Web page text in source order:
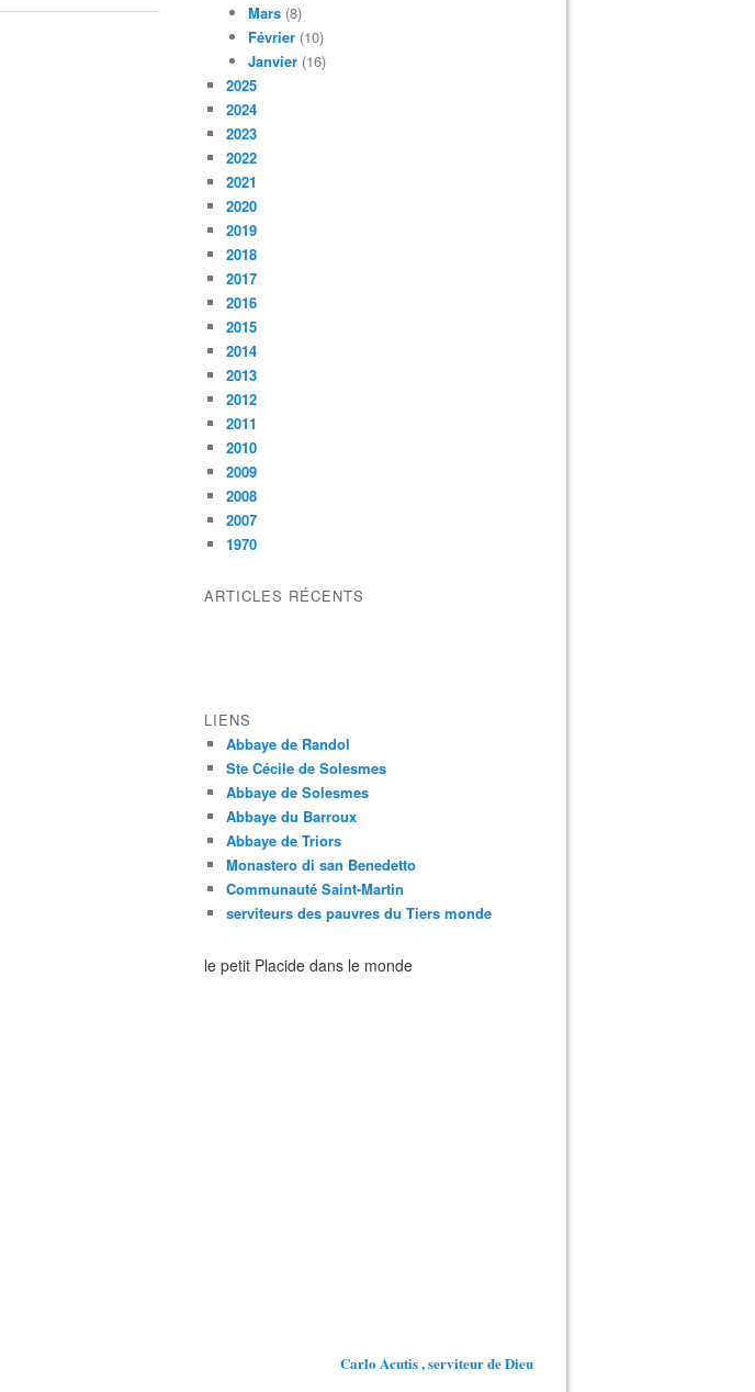
Mars (8)
Février (10)
Janvier (16)
2025
2024
2023
2022
2021
2020
2019
2018
2017
2016
2015
2014
2013
2012
2011
2010
2009
2008
2007
1970
ARTICLES RÉCENTS
LIENS
Abbaye de Randol
Ste Cécile de Solesmes
Abbaye de Solesmes
Abbaye du Barroux
Abbaye de Triors
Monastero di san Benedetto
Communauté Saint-Martin
serviteurs des pauvres du Tiers monde
le petit Placide dans le monde
Carlo Acutis , serviteur de Dieu